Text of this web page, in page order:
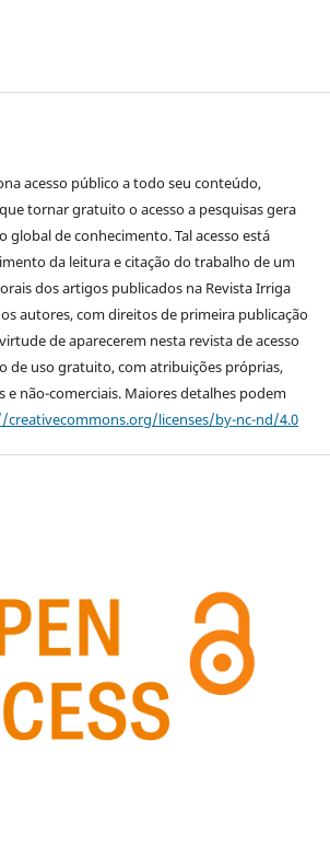
acesso público a todo seu conteúdo,
tornar gratuito o acesso a pesquisas gera
global de conhecimento. Tal acesso está
da leitura e citação do trabalho de um
dos artigos publicados na Revista Irriga
autores, com direitos de primeira publicação
de aparecerem nesta revista de acesso
de uso gratuito, com atribuições próprias,
e não-comerciais. Maiores detalhes podem
licenses/by-nc-nd/4.0